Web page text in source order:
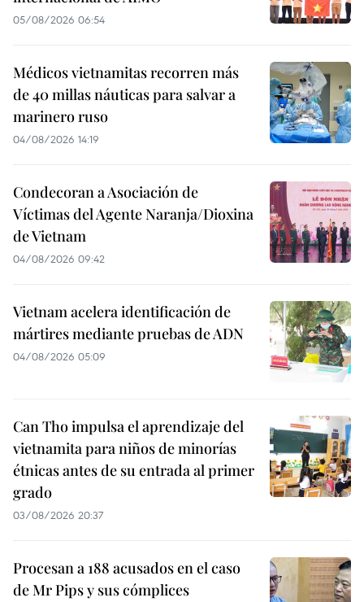
05/08/2026 06:54
Médicos vietnamitas recorren más
de 40 millas náuticas para salvar a
marinero ruso
04/08/2026 14:19
Condecoran a Asociación de
Víctimas del Agente Naranja/Dioxina
de Vietnam
04/08/2026 09:42
Vietnam acelera identificación de
mártires mediante pruebas de ADN
04/08/2026 05:09
Can Tho impulsa el aprendizaje del
vietnamita para niños de minorías
étnicas antes de su entrada al primer
grado
03/08/2026 20:37
Procesan a 188 acusados en el caso
de Mr Pips y sus cómplices